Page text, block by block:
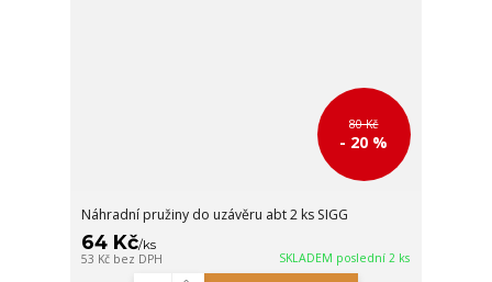
80 Kč
- 20 %
Náhradní pružiny do uzávěru abt 2 ks SIGG
64 Kč/ks
53 Kč bez DPH SKLADEM poslední 2 ks